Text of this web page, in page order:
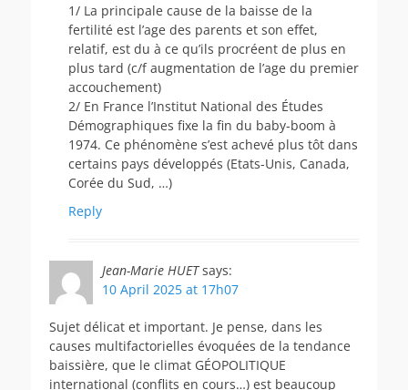
1/ La principale cause de la baisse de la
fertilité est l’age des parents et son effet,
relatif, est du à ce qu’ils procréent de plus en
plus tard (c/f augmentation de l’age du premier
accouchement)
2/ En France l’Institut National des Études
Démographiques fixe la fin du baby-boom à
1974. Ce phénomène s’est achevé plus tôt dans
certains pays développés (Etats-Unis, Canada,
Corée du Sud, …)
Reply
Jean-Marie HUET says:
10 April 2025 at 17h07
Sujet délicat et important. Je pense, dans les
causes multifactorielles évoquées de la tendance
baissière, que le climat GÉOPOLITIQUE
international (conflits en cours…) est beaucoup